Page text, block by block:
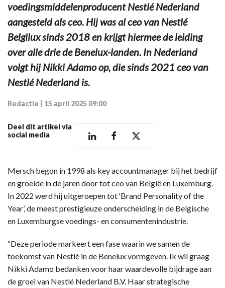
voedingsmiddelenproducent Nestlé Nederland
aangesteld als ceo. Hij was al ceo van Nestlé
Belgilux sinds 2018 en krijgt hiermee de leiding
over alle drie de Benelux-landen. In Nederland
volgt hij Nikki Adamo op, die sinds 2021 ceo van
Nestlé Nederland is.
Redactie 15 april 2025 09:00
Deel dit artikel via
social media
Mersch begon in 1998 als key accountmanager bij het bedrijf
en groeide in de jaren door tot ceo van België en Luxemburg.
In 2022 werd hij uitgeroepen tot ‘Brand Personality of the
Year’, de meest prestigieuze onderscheiding in de Belgische
en Luxemburgse voedings- en consumentenindustrie.
“Deze periode markeert een fase waarin we samen de
toekomst van Nestlé in de Benelux vormgeven. Ik wil graag
Nikki Adamo bedanken voor haar waardevolle bijdrage aan
de groei van Nestlé Nederland B.V. Haar strategische